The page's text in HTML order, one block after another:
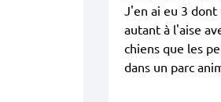
J'en ai eu 3
autant à l'aise
chiens que les
dans un parc